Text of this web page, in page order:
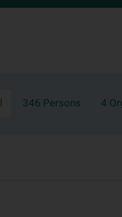
346 Persons 4